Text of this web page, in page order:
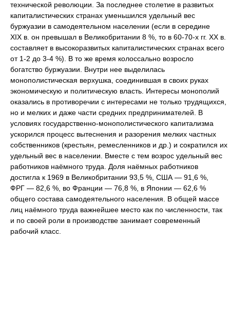
технической революции. За последнее столетие в развитых
капиталистических странах уменьшился удельный вес
буржуазии в самодеятельном населении (если в середине
XIX в. он превышал в Великобритании 8 %, то в 60-70-х гг. XX в.
составляет в высокоразвитых капиталистических странах всего
от 1-2 до 3-4 %). В то же время колоссально возросло
богатство буржуазии. Внутри нее выделилась
монополистическая верхушка, соединившая в своих руках
экономическую и политическую власть. Интересы монополий
оказались в противоречии с интересами не только трудящихся,
но и мелких и даже части средних предпринимателей. В
условиях государственно-монополистического капитализма
ускорился процесс вытеснения и разорения мелких частных
собственников (крестьян, ремесленников и др.) и сократился их
удельный вес в населении. Вместе с тем возрос удельный вес
работников наёмного труда. Доля наёмных работников
достигла к 1969 в Великобритании 93,5 %, США — 91,6 %,
ФРГ — 82,6 %, во Франции — 76,8 %, в Японии — 62,6 %
общего состава самодеятельного населения. В общей массе
лиц наёмного труда важнейшее место как по численности, так
и по своей роли в производстве занимает современный
рабочий класс.